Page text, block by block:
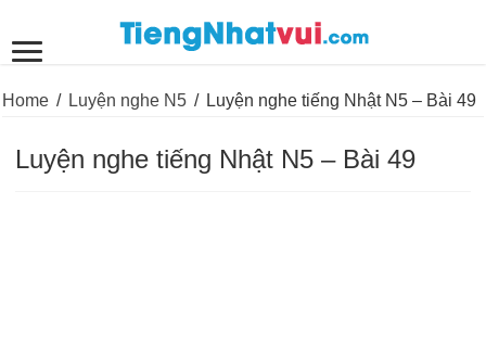
Home / Luyện nghe N5 / Luyện nghe tiếng Nhật N5 – Bài 49
Luyện nghe tiếng Nhật N5 – Bài 49